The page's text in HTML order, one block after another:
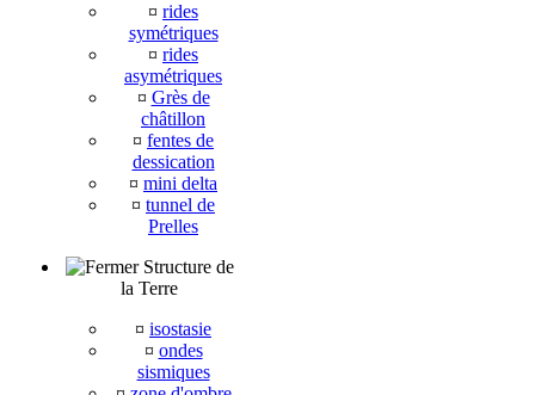
¤ rides
symétriques
¤ rides
asymétriques
¤ Grès de
châtillon
¤ fentes de
dessication
¤ mini delta
¤ tunnel de
Prelles
Structure de
la Terre
¤ isostasie
¤ ondes
sismiques